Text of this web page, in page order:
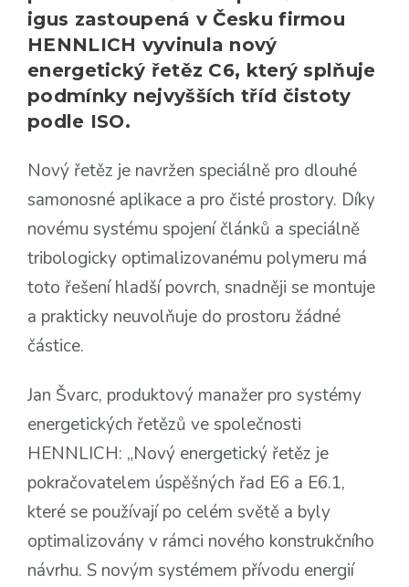
igus zastoupená v Česku firmou
HENNLICH vyvinula nový
energetický řetěz C6, který splňuje
podmínky nejvyšších tříd čistoty
podle ISO.
Nový řetěz je navržen speciálně pro dlouhé
samonosné aplikace a pro čisté prostory. Díky
novému systému spojení článků a speciálně
tribologicky optimalizovanému polymeru má
toto řešení hladší povrch, snadněji se montuje
a prakticky neuvolňuje do prostoru žádné
částice.
Jan Švarc, produktový manažer pro systémy
energetických řetězů ve společnosti
HENNLICH: „Nový energetický řetěz je
pokračovatelem úspěšných řad E6 a E6.1,
které se používají po celém světě a byly
optimalizovány v rámci nového konstrukčního
návrhu. S novým systémem přívodu energií